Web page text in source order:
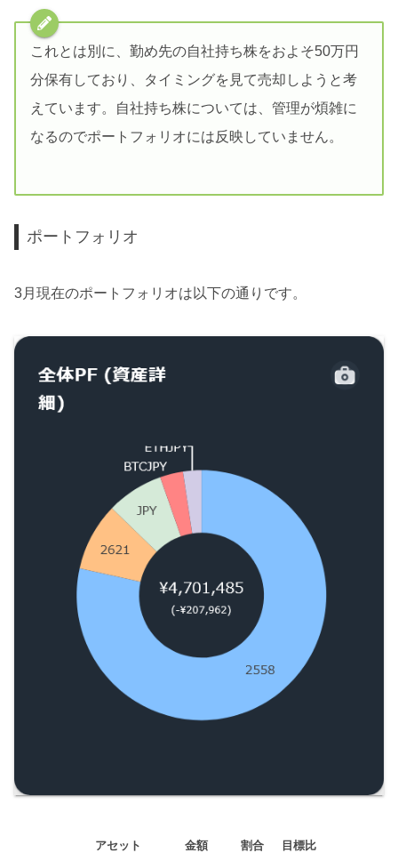
これとは別に、勤め先の自社持ち株をおよそ50万円
分保有しており、タイミングを見て売却しようと考
えています。自社持ち株については、管理が煩雑に
なるのでポートフォリオには反映していません。
ポートフォリオ
3月現在のポートフォリオは以下の通りです。
アセット 金額 割合 目標比